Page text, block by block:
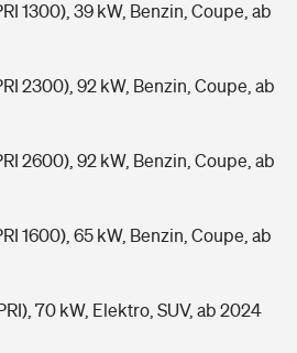
1300), 39 kW, Benzin, Coupe, ab
2300), 92 kW, Benzin, Coupe, ab
2600), 92 kW, Benzin, Coupe, ab
1600), 65 kW, Benzin, Coupe, ab
70 kW, Elektro, SUV, ab 2024